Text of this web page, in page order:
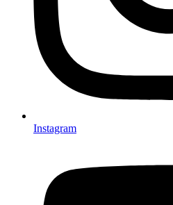
Instagram